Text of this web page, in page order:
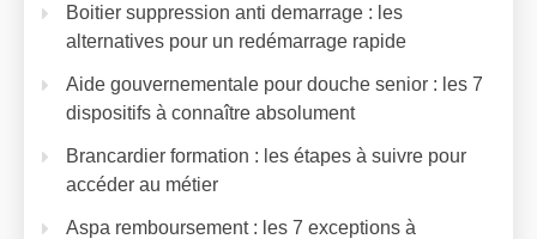
Boitier suppression anti demarrage : les
alternatives pour un redémarrage rapide
Aide gouvernementale pour douche senior : les 7
dispositifs à connaître absolument
Brancardier formation : les étapes à suivre pour
accéder au métier
Aspa remboursement : les 7 exceptions à